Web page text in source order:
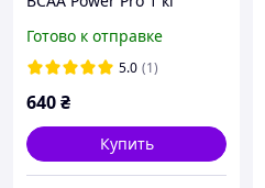
Готово к отправке
5.0 (1)
640₴
Купить